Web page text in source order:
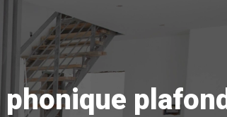
plafond